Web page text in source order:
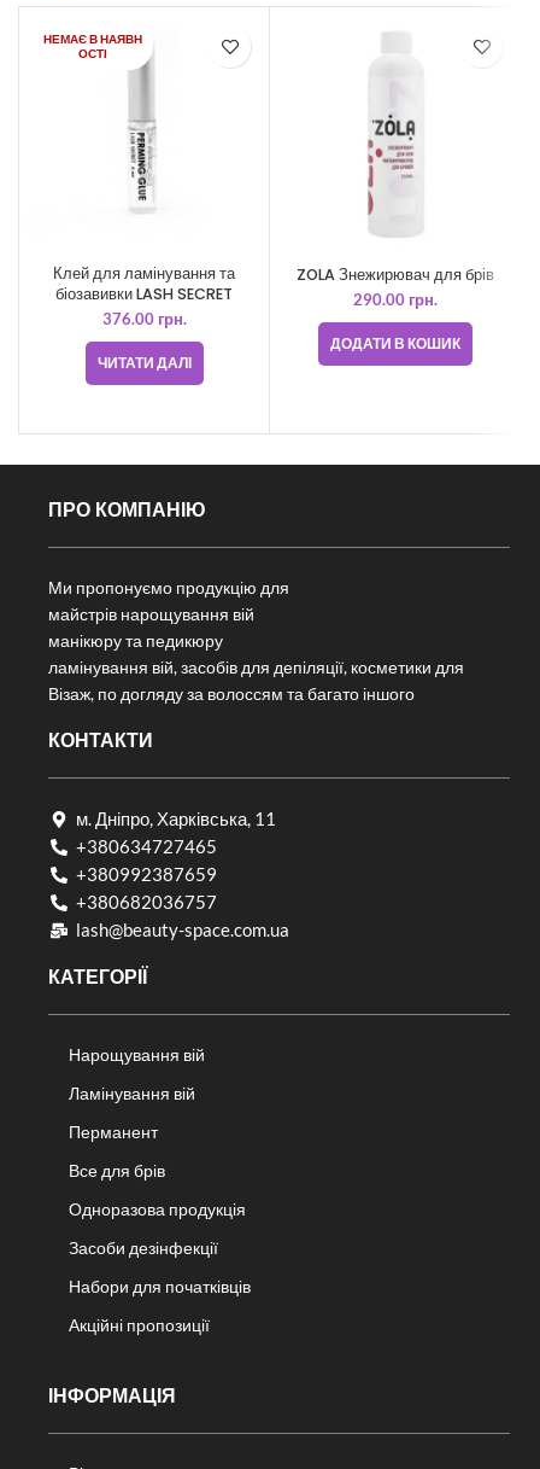
НЕМАЄ В НАЯВН
ОСТІ
Клей для ламінування та
біозавивки LASH SECRET
376.00 грн.
ЧИТАТИ ДАЛІ
ZOLA Знежирювач для брів
290.00 грн.
ДОДАТИ В КОШИК
ПРО КОМПАНІЮ
Ми пропонуємо продукцію для
майстрів нарощування вій
манікюру та педикюру
ламінування вій, засобів для депіляції, косметики для
Візаж, по догляду за волоссям та багато іншого
КОНТАКТИ
м. Дніпро, Харківська, 11
+380634727465
+380992387659
+380682036757​
lash@beauty-space.com.ua
КАТЕГОРІЇ
Нарощування вій
Ламінування вій
Перманент
Все для брів
Одноразова продукція
Засоби дезінфекції
Набори для початківців
Акційні пропозиції
ІНФОРМАЦІЯ